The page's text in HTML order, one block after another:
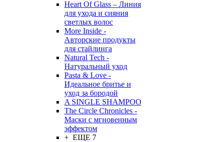
Heart Of Glass – Линия
для ухода и сияния
светлых волос
More Inside -
Авторские продукты
для стайлинга
Natural Tech -
Натуральный уход
Pasta & Love -
Идеальное бритье и
уход за бородой
A SINGLE SHAMPOO
The Circle Chronicles -
Маски с мгновенным
эффектом
+ ЕЩЕ 7